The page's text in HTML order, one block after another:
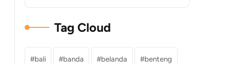
Tag Cloud
bali banda belanda benteng